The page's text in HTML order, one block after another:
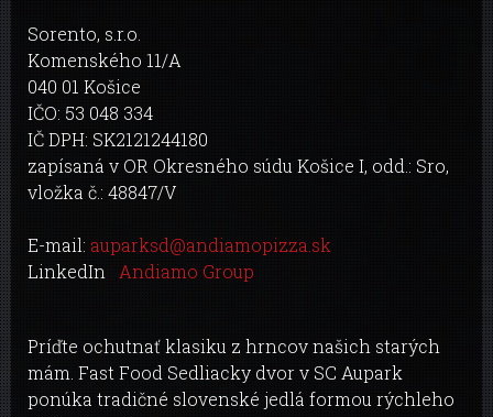
Sorento, s.r.o.
Komenského 11/A
040 01 Košice
IČO: 53 048 334
IČ DPH: SK2121244180
zapísaná v OR Okresného súdu Košice I, odd.: Sro,
vložka č.: 48847/V
E-mail: auparksd@andiamopizza.sk
LinkedIn Andiamo Group
Príďte ochutnať klasiku z hrncov našich starých
mám. Fast Food Sedliacky dvor v SC Aupark
ponúka tradičné slovenské jedlá formou rýchleho